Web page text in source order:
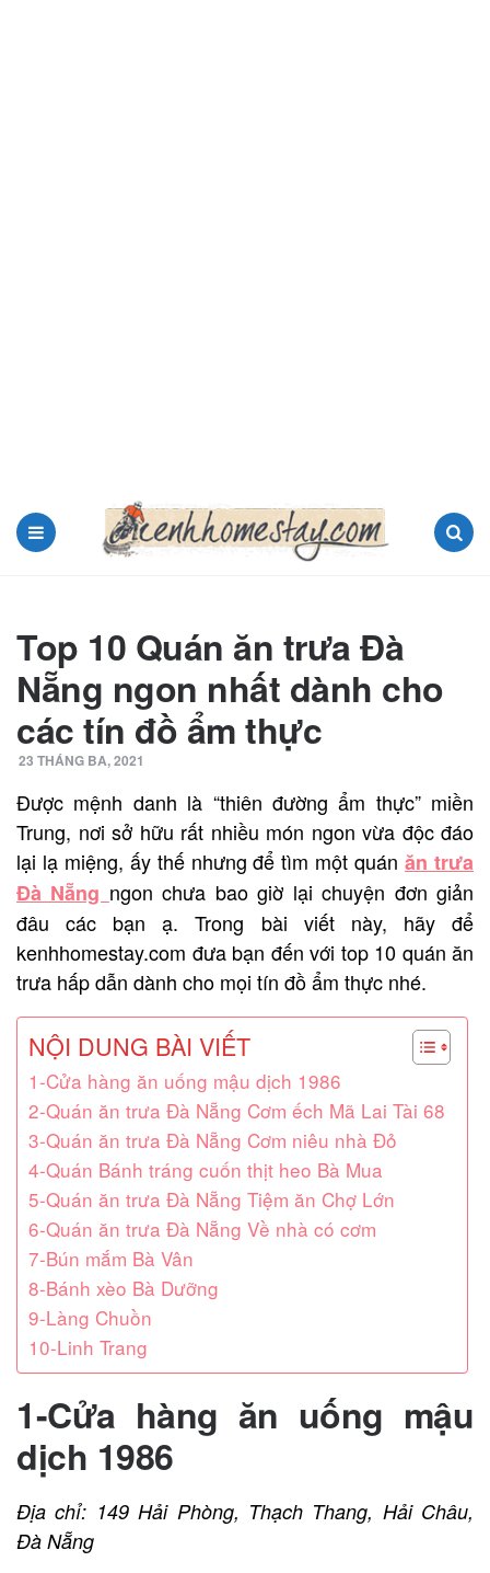
Top 10 Quán ăn trưa Đà
Nẵng ngon nhất dành cho
các tín đồ ẩm thực
23 THÁNG BA, 2021
Được mệnh danh là “thiên đường ẩm thực” miền
Trung, nơi sở hữu rất nhiều món ngon vừa độc đáo
lại lạ miệng, ấy thế nhưng để tìm một quánăn trưa
Đà Nẵng ngon chưa bao giờ lại chuyện đơn giản
đâu các bạn ạ. Trong bài viết này, hãy để
kenhhomestay.com đưa bạn đến với top 10 quán ăn
trưa hấp dẫn dành cho mọi tín đồ ẩm thực nhé.
NỘI DUNG BÀI VIẾT
1-Cửa hàng ăn uống mậu dịch 1986
2-Quán ăn trưa Đà Nẵng Cơm ếch Mã Lai Tài 68
3-Quán ăn trưa Đà Nẵng Cơm niêu nhà Đỏ
4-Quán Bánh tráng cuốn thịt heo Bà Mua
5-Quán ăn trưa Đà Nẵng Tiệm ăn Chợ Lớn
6-Quán ăn trưa Đà Nẵng Về nhà có cơm
7-Bún mắm Bà Vân
8-Bánh xèo Bà Dưỡng
9-Làng Chuồn
10-Linh Trang
1-Cửa hàng ăn uống mậu
dịch 1986
Địa chỉ: 149 Hải Phòng, Thạch Thang, Hải Châu,
Đà Nẵng